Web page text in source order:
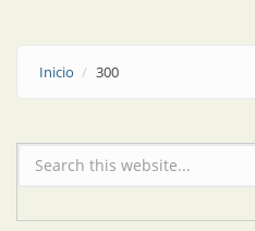
Inicio 300
Formulario de búsqueda